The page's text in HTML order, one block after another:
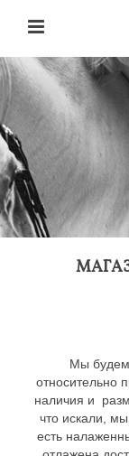
Мы будем
относительно
наличия и
что искали,
есть